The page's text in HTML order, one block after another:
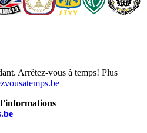
Arrêtez-vous à temps! Plus